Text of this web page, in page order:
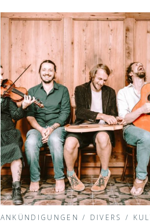
ANKÜNDIGUNGEN / DIVERS /